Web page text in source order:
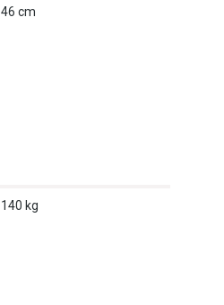
46 cm
140 kg